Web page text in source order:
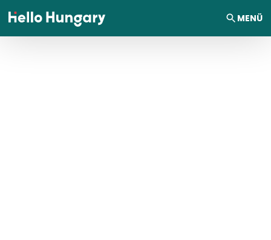
Ugrás a tartalomhoz MENÜ